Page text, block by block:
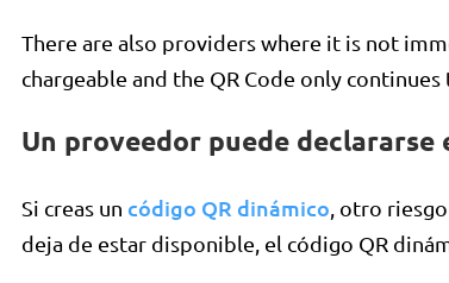
There are also providers where it is not
chargeable and the QR Code only
Un proveedor puede declararse
Si creas un código QR dinámico , otro
deja de estar disponible, el código QR